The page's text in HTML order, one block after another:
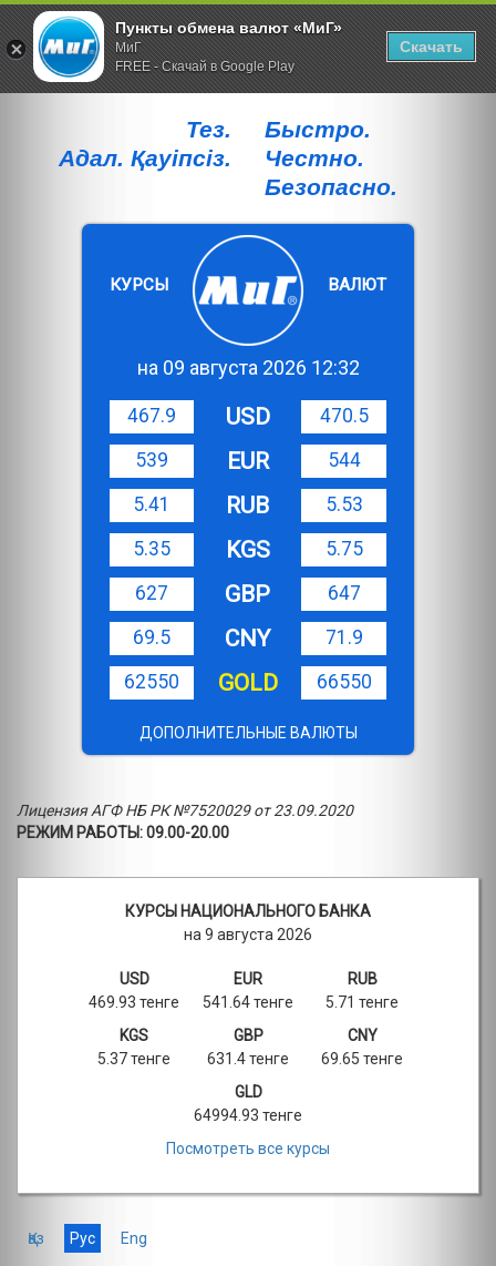
Тез.
Адал. Қауiпсiз.
Быстро.
Честно.
Безопасно.
КУРСЫ ВАЛЮТ
на 09 августа 2026 12:32
467.9 USD
470.5
539
EUR
544
5.41
RUB
5.53
5.35
KGS
5.75
627
GBP
647
69.5
CNY
71.9
62550
GOLD 66550
ДОПОЛНИТЕЛЬНЫЕ ВАЛЮТЫ
Лицензия АГФ НБ РК №7520029 от 23.09.2020
РЕЖИМ РАБОТЫ: 09.00-20.00
КУРСЫ НАЦИОНАЛЬНОГО БАНКА
на 9 августа 2026
USD
469.93 тенге
EUR
541.64 тенге
RUB
5.71 тенге
KGS
5.37 тенге
GBP
631.4 тенге
CNY
69.65 тенге
GLD
64994.93 тенге
Посмотреть все курсы
Қаз Рус Eng
Пункты обмена валют «МиГ»
МиГ
FREE - Скачай в Google Play
Скачать